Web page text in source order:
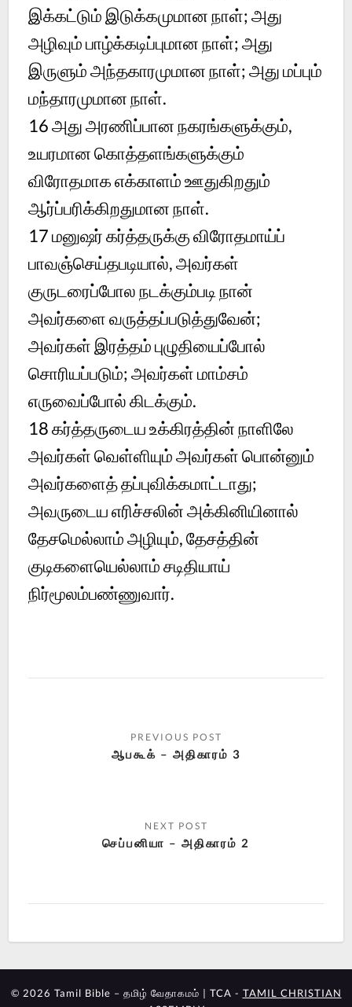
இக்கட்டும் இடுக்கமுமான நாள்; அது
அழிவும் பாழ்க்கடிப்புமான நாள்; அது
இருளும் அந்தகாரமுமான நாள்; அது மப்பும்
மந்தாரமுமான நாள்.
16அது அரணிப்பான நகரங்களுக்கும்,
உயரமான கொத்தளங்களுக்கும்
விரோதமாக எக்காளம் ஊதுகிறதும்
ஆர்ப்பரிக்கிறதுமான நாள்.
17மனுஷர் கர்த்தருக்கு விரோதமாய்ப்
பாவஞ்செய்தபடியால், அவர்கள்
குருடரைப்போல நடக்கும்படி நான்
அவர்களை வருத்தப்படுத்துவேன்;
அவர்கள் இரத்தம் புழுதியைப்போல்
சொரியப்படும்; அவர்கள் மாம்சம்
எருவைப்போல் கிடக்கும்.
18கர்த்தருடைய உக்கிரத்தின் நாளிலே
அவர்கள் வெள்ளியும் அவர்கள் பொன்னும்
அவர்களைத் தப்புவிக்கமாட்டாது;
அவருடைய எரிச்சலின் அக்கினியினால்
தேசமெல்லாம் அழியும், தேசத்தின்
குடிகளையெல்லாம் சடிதியாய்
நிர்மூலம்பண்ணுவார்.
ஆபகூக் – அதிகாரம் 3
செப்பனியா – அதிகாரம் 2
© 2026 Tamil Bible – தமிழ் வேதாகமம் | TCA - TAMIL CHRISTIAN